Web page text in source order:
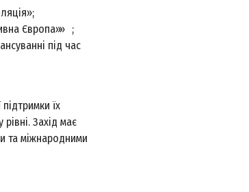
Європа»» ;
під час
їх
Захід має
та міжнародними